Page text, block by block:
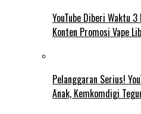
YouTube Diberi Waktu
Konten Promosi Vape
Pelanggaran Serius!
Anak, Kemkomdigi